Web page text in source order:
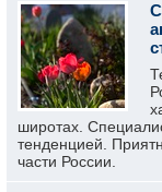
широтах.
тенденцией.
части России.